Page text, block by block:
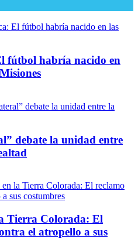
fútbol habría nacido en
debate la unidad entre
Tierra Colorada: El
el atropello a sus